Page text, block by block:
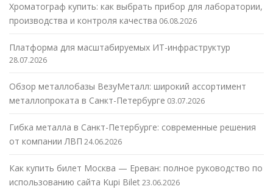
Хроматограф купить: как выбрать прибор для лаборатории,
производства и контроля качества 06.08.2026
Платформа для масштабируемых ИТ-инфраструктур
28.07.2026
Обзор металлобазы ВезуМеталл: широкий ассортимент
металлопроката в Санкт-Петербурге 03.07.2026
Гибка металла в Санкт-Петербурге: современные решения
от компании ЛВП 24.06.2026
Как купить билет Москва — Ереван: полное руководство по
использованию сайта Kupi Bilet23.06.2026